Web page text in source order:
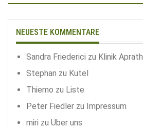
NEUESTE KOMMENTARE
Sandra Friederici zu Klinik Aprath
Stephan zu Kutel
Thiemo zu Liste
Peter Fiedler zu Impressum
miri zu Über uns